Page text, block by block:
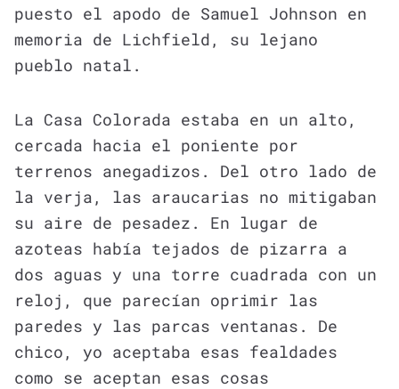
puesto el apodo de Samuel Johnson en
memoria de Lichfield, su lejano
pueblo natal.
La Casa Colorada estaba en un alto,
cercada hacia el poniente por
terrenos anegadizos. Del otro lado de
la verja, las araucarias no mitigaban
su aire de pesadez. En lugar de
azoteas había tejados de pizarra a
dos aguas y una torre cuadrada con un
reloj, que parecían oprimir las
paredes y las parcas ventanas. De
chico, yo aceptaba esas fealdades
como se aceptan esas cosas